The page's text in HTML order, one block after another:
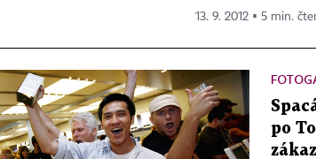
13. 9. 2012 ▪ 5 min.
po